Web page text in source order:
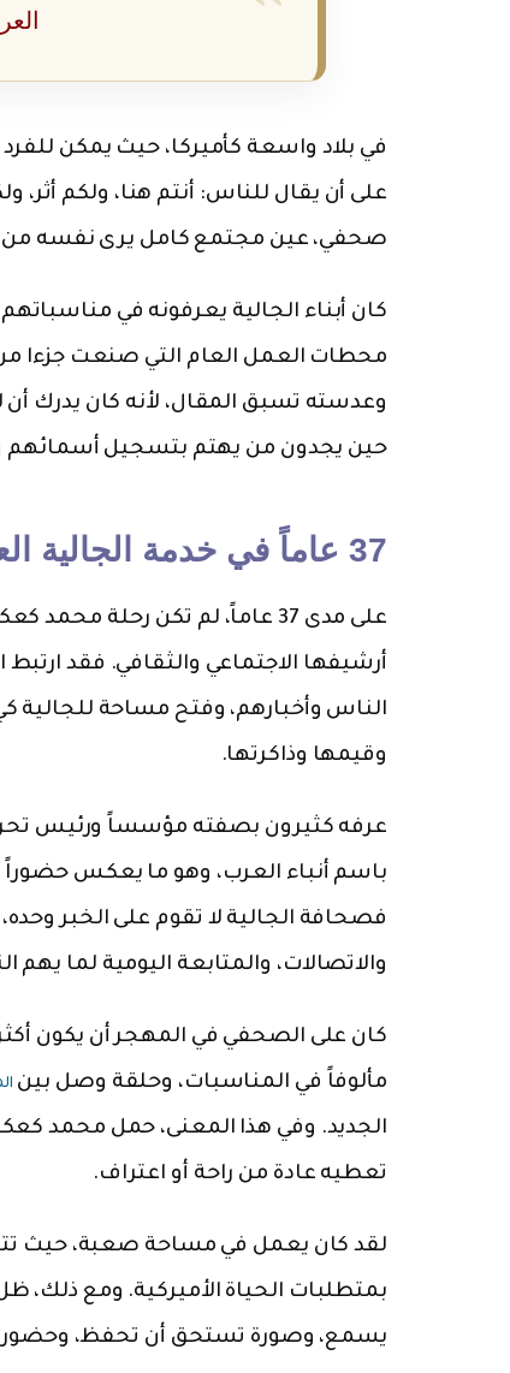
في بلاد واسعة كأميركا، حيث يمكن
على أن يقال للناس: أنتم هنا، ولكم
صحفي، عين مجتمع كامل يرى نفسه من
كان أبناء الجالية يعرفونه في
محطات العمل العام التي صنعت جزءا من
وعدسته تسبق المقال، لأنه كان يدرك
حين يجدون من يهتم بتسجيل أسمائهم
37 عاماً في خدمة الجالية العربية في جنوب كاليفورنيا
على مدى 37 عاماً، لم تكن رحلة
أرشيفها الاجتماعي والثقافي. فقد
الناس وأخبارهم، وفتح مساحة
وقيمها وذاكرتها.
عرفه كثيرون بصفته مؤسساً ورئيس
باسم أنباء العرب، وهو ما يعكس حضوراً
فصحافة الجالية لا تقوم على الخبر
والاتصالات، والمتابعة اليومية لما يهم
كان على الصحفي في المهجر أن يكون
مألوفاً في المناسبات، وحلقة وصل بين
الجديد. وفي هذا المعنى، حمل محمد
تعطيه عادة من راحة أو اعتراف.
لقد كان يعمل في مساحة صعبة، حيث
بمتطلبات الحياة الأميركية. ومع ذلك،
يسمع، وصورة تستحق أن تحفظ،